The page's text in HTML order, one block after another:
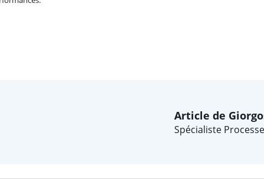
Article de
Spécialiste